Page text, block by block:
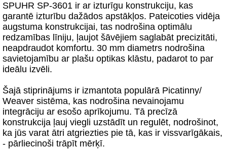
SPUHR SP-3601 ir ar izturīgu konstrukciju, kas
garantē izturību dažādos apstākļos. Pateicoties vidēja
augstuma konstrukcijai, tas nodrošina optimālu
redzamības līniju, ļaujot šāvējiem saglabāt precizitāti,
neapdraudot komfortu. 30 mm diametrs nodrošina
savietojamību ar plašu optikas klāstu, padarot to par
ideālu izvēli.
Šajā stiprinājums ir izmantota populārā Picatinny/
Weaver sistēma, kas nodrošina nevainojamu
integrāciju ar esošo aprīkojumu. Tā precīzā
konstrukcija ļauj viegli uzstādīt un regulēt, nodrošinot,
ka jūs varat ātri atgriezties pie tā, kas ir vissvarīgākais,
- pārliecinoši trāpīt mērķī.